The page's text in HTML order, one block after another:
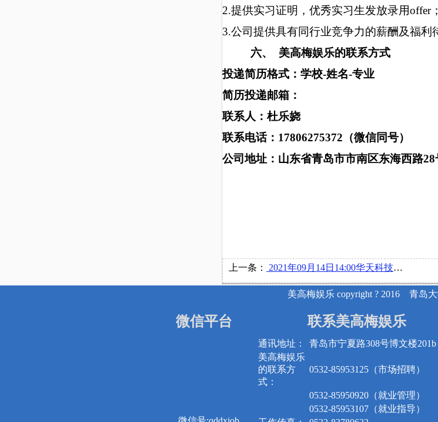
2.提供实习证明，优秀实习生发放录用offer；
3.公司提供具有同行业竞争力的薪酬及福利
六、
美高梅娱乐的联系方式
投递简历格式：学校-姓名-专业
简历投递邮箱：
联系人：杜乐娆
联系电话：17806275372（微信同号）
公司地址：山东省青岛市市南区东海西路28
上一条： 2021年09月14日14:00华天科技昆山公司在博文楼218举办宣讲会
美高梅娱乐 copyright ? 2016 青岛
微信平台 联系美高梅娱乐
通讯地址：
青岛市宁夏路308号博文楼201b
美高梅娱乐
的联系方
式：
0532-85953125（市场招聘）
0532-85950920（就业管理）
0532-85953107（就业指导）